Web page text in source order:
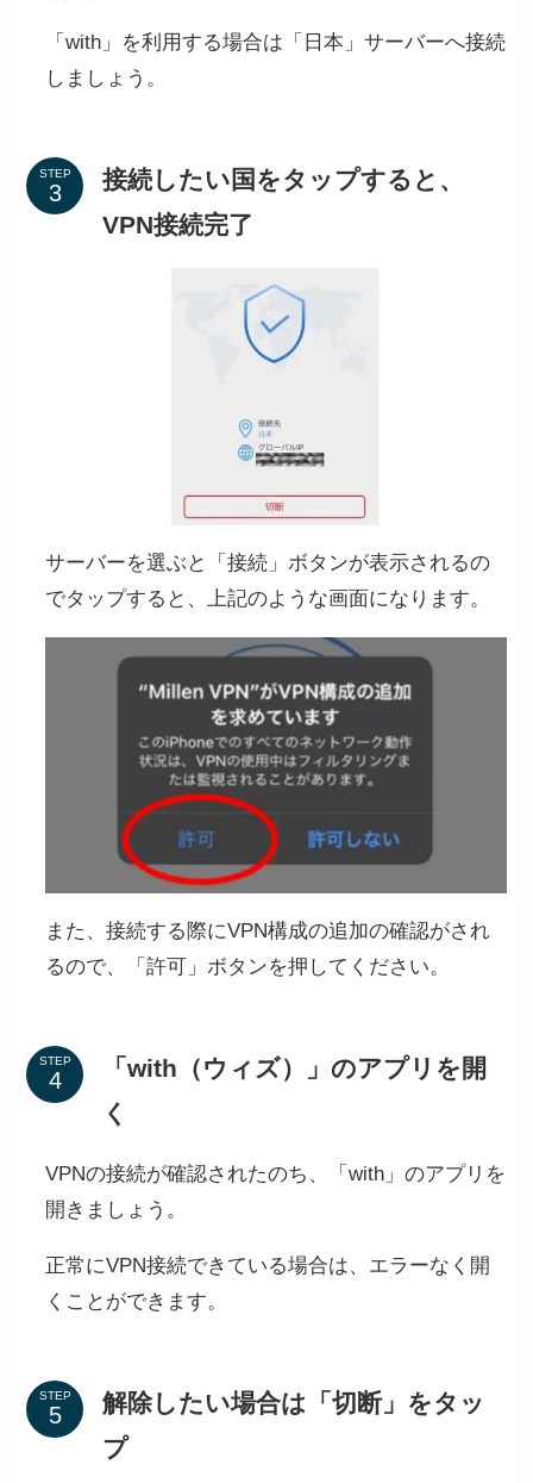
「with」を利用する場合は「日本」サーバーへ接続
しましょう。
STEP
接続したい国をタップすると、
VPN接続完了
サーバーを選ぶと「接続」ボタンが表示されるの
でタップすると、上記のような画面になります。
また、接続する際にVPN構成の追加の確認がされ
るので、「許可」ボタンを押してください。
STEP
「with（ウィズ）」のアプリを開
く
VPNの接続が確認されたのち、「with」のアプリを
開きましょう。
正常にVPN接続できている場合は、エラーなく開
くことができます。
STEP
解除したい場合は「切断」をタッ
プ